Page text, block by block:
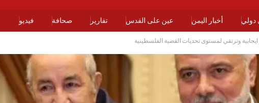
دولي أخبار اليمن عين على القدس تقارير صحافة فيديو
ايجابية وترتقي لمستوى تحديات القضية الفلسطينية